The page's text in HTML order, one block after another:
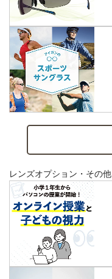
レンズオプション・その他